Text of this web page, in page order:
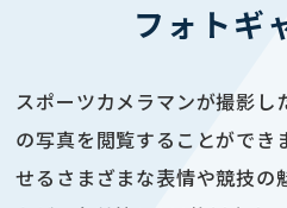
フォトギ
スポーツカメラマンが撮影し
の写真を閲覧することができ
せるさまざまな表情や競技の